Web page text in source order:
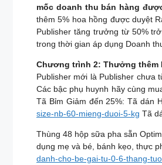
mốc doanh thu bán hàng
thêm 5% hoa hồng được duyệt
Publisher tăng trưởng từ 50%
trong thời gian áp dụng Doanh
Chương trình 2: Thưởng thêm
Publisher mới là Publisher chưa
Các bậc phụ huynh hãy cùng
Tã Bỉm Giảm đến 25%: Tã dán
size-nb-60-mieng-duoi-5-kg Tã
Thùng 48 hộp sữa pha sẵn
dụng mẹ và bé, bánh kẹo, thực
danh-cho-be-gai-tu-0-6-thang-